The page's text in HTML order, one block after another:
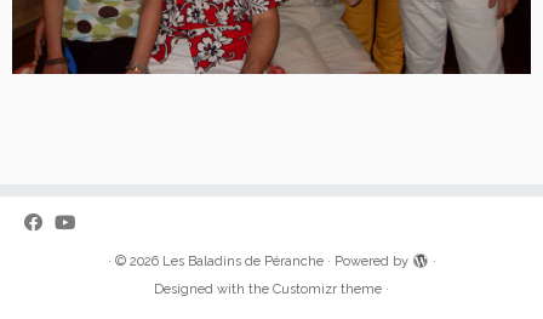
· © 2026 Les Baladins de Péranche· Powered by
·
Designed with the Customizr theme ·